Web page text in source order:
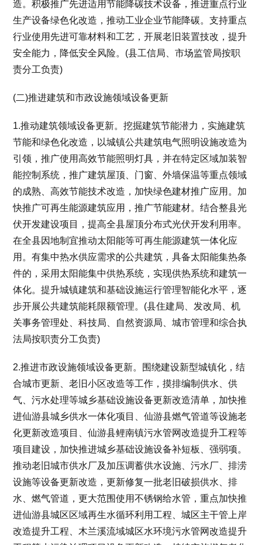
造。积极推广先进适用节能降碳技术设备，推进重点行业
生产设备绿色化改造，推动工业企业节能降碳。支持重点
行业使用先进可靠材料和工艺，开展老旧装置技改，提升
安全能力，降低安全风险。(县工信局、市场监管局按职
责分工负责)
(二)推进建筑和市政设施领域设备更新
1.推动建筑领域设备更新。挖掘建筑节能潜力，实施建筑
节能和绿色化改造，以城镇公共建筑电气照明设施改造为
引领，推广使用高效节能照明灯具，并在特定区域加装智
能控制系统，推广建筑屋顶、门窗、外墙保温等重点领域
的成熟、高效节能技术改造，加快绿色建材推广应用。加
快推广可再生能源建筑应用，推广节能建材。结合整县光
伏开发建设项目，提高全县屋顶分布式光伏开发利用率。
在全县因地制宜推动太阳能等可再生能源建筑一体化应
用。有集中热水供应需求的公共建筑，具备太阳能集热条
件的，采用太阳能集中供热系统，实现供热系统和建筑一
体化。提升城镇建筑和基础设施运行管理智能化水平，逐
步开展公共建筑能耗限额管理。(县住建局、发改局、机
关事务管理处、科技局、自然资源局、城市管理和综合执
法局按职责分工负责)
2.推进市政设施领域设备更新。围绕建设新型城镇化，结
合城市更新、老旧小区改造等工作，摸排编制供水、供
气、污水处理等城乡基础设施设备更新改造清单，加快推
进仙游县城乡供水一体化项目、仙游县燃气管道等设施老
化更新改造项目、仙游县鲤南镇污水管网改造提升工程等
项目建设，加快推进城乡基础设施设备补短板、强弱项。
推动老旧城市供水厂及加压调蓄供水设施、污水厂、排涝
设施等设备更新改造，更新修复一批老旧破损供水、排
水、燃气管道，更大范围使用不锈钢给水管，重点加快推
进仙游县城区区域再生水循环利用工程、城区主干管上岸
改造提升工程、木兰溪流域城区水环境污水管网改造提升